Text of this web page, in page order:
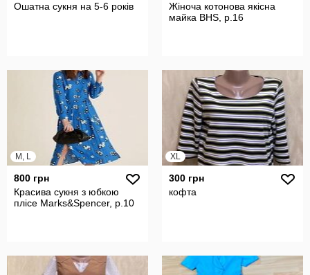
Ошатна сукня на 5-6 років
Жіноча котонова якісна
майка BHS, р.16
M, L
800 грн
Красива сукня з юбкою
плісе Marks&Spencer, р.10
XL
300 грн
кофта